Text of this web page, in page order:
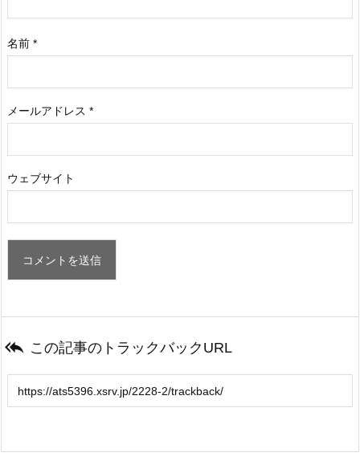
名前 *
メールアドレス *
ウェブサイト
 この記事のトラックバックURL